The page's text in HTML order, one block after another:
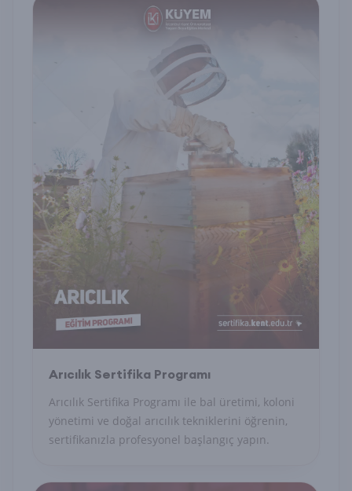
Arıcılık Sertifika Programı
Arıcılık Sertifika Programı ile bal üretimi, koloni
yönetimi ve doğal arıcılık tekniklerini öğrenin,
sertifikanızla profesyonel başlangıç yapın.